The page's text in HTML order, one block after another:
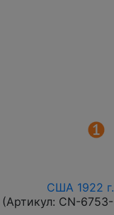
США 1922
(Артикул: CN-